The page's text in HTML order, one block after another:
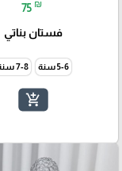
75 ₪
فستان بناتي
5-6 سنة 7-8 سنة
add_shopping_cart